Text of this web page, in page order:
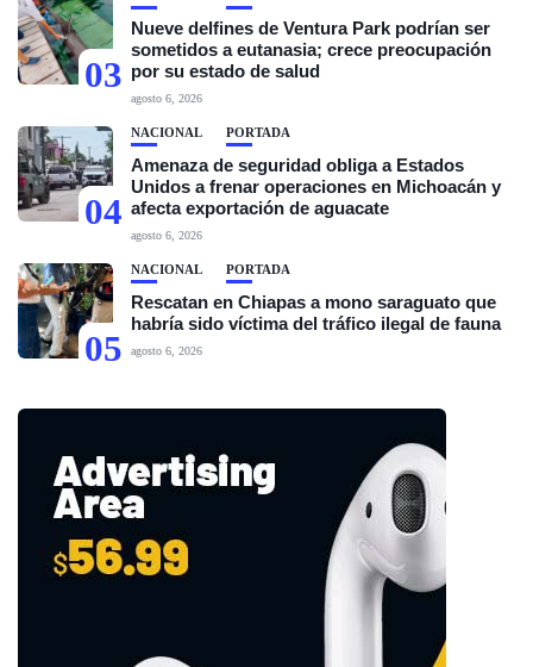
03
Nueve delfines de Ventura Park podrían ser
sometidos a eutanasia; crece preocupación
por su estado de salud
agosto 6, 2026
04
NACIONAL PORTADA
Amenaza de seguridad obliga a Estados
Unidos a frenar operaciones en Michoacán y
afecta exportación de aguacate
agosto 6, 2026
05
NACIONAL PORTADA
Rescatan en Chiapas a mono saraguato que
habría sido víctima del tráfico ilegal de fauna
agosto 6, 2026